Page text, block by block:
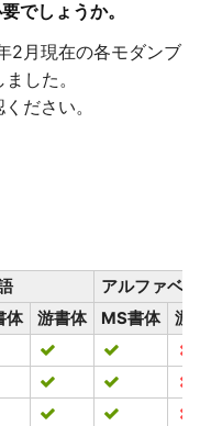
でしょうか。
2月現在の各モダンブ
した。
ださい。
アルファベ
体
游書体 MS書体
游